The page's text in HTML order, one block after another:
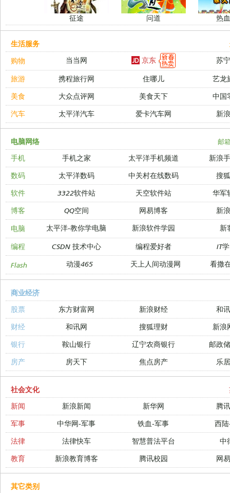
征途 问道 热
生活服务
购物
当当网 京东 苏
旅游 携程旅行网 住哪儿
艺龙
美食
大众点评网 美食天下
中国
汽车
太平洋汽车 爱卡汽车网 新
邮
电脑网络
手机
手机之家 太平洋手机频道
新浪
数码
太平洋数码 中关村在线数码
搜
软件
3322软件站 天空软件站
华军
博客
QQ空间 网易博客 新
电脑 太平洋-教你学电脑 新浪软件学园 新
编程 CSDN 技术中心 编程爱好者 IT
Flash 动漫465 天上人间动漫网 看撒
商业经济
股票
东方财富网 新浪财经
和
财经
和讯网 搜狐理财
新浪
银行
鞍山银行 辽宁农商银行
邮政
房产
房天下 焦点房产 乐
社会文化
新闻
新浪新闻 新华网
腾
军事
中华网-军事 铁血-军事
西
法律
法律快车 智慧普法平台
中
教育
新浪教育博客 腾讯校园 网
其它类别